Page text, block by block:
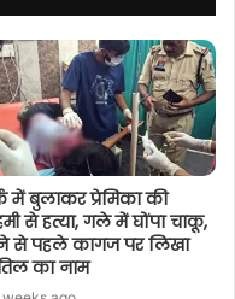
में बुलाकर प्रेमिका की
से हत्या, गले में घोंपा चाकू,
से पहले कागज पर लिखा
का नाम